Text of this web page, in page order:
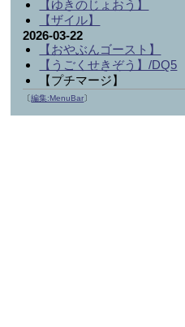
【ゆきのじょおう】
【ザイル】
2026-03-22
【おやぶんゴースト】
【うごくせきぞう】/DQ5
【プチマージ】
〔編集:MenuBar〕